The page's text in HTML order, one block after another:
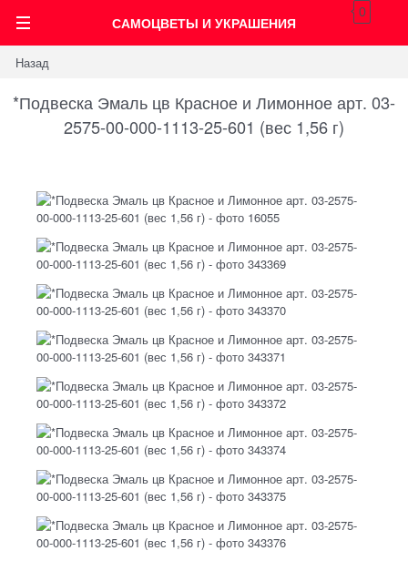
САМОЦВЕТЫ И УКРАШЕНИЯ
0
Назад
*Подвеска Эмаль цв Красное и Лимонное арт. 03-
2575-00-000-1113-25-601 (вес 1,56 г)